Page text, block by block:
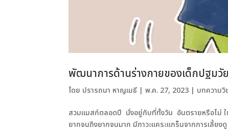
พัฒนาการด้านร่างกายของเด็กปฐมวั
โดย ปรารถนา หาญเมธี |พ.ค. 27, 2023 | บทความวิ
สวมแมสก์ตลอดปี นั่งอยู่กับที่ทั้งวัน อันตรายหรือไม่ ใ
ยากจนถึงยากจนมาก มีภาวะแคระแกร็นจากการเลี้ย